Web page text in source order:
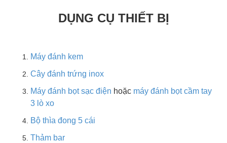
DỤNG CỤ THIẾT BỊ
Máy đánh kem
Cây đánh trứng inox
Máy đánh bọt sạc điện hoặc máy đánh bọt cầm tay
3 lò xo
Bộ thìa đong 5 cái
Thảm bar